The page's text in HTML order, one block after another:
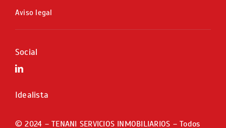
Aviso legal
Social
Idealista
© 2024 – TENANI SERVICIOS INMOBILIARIOS – Todos